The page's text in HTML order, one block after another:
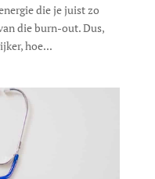
die je juist zo
die burn-out. Dus,
hoe...